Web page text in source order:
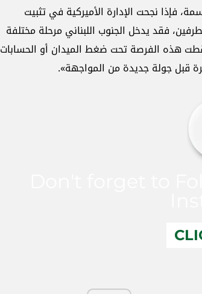
فإذا نجحت الإدارة الأميركية في تثبيت
فقد يدخل الجنوب اللبناني مرحلة مختلفة
هذه الفرصة تحت ضغط الميدان أو الحسابات
قبل جولة جديدة من المواجهة».